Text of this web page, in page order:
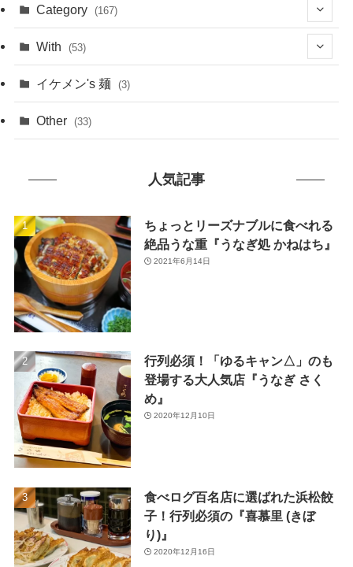
(1)
(38)
(1)
(3)
(26)
(1)
Category (167)
(114)
With (53)
(15)
(43)
(49)
イケメン's 麺 (3)
Other (33)
人気記事
ちょっとリーズナブルに食べれる
絶品うな重『うなぎ処 かねはち』
2021年6月14日
行列必須！「ゆるキャン△」のも
登場する大人気店『うなぎ さく
め』
2020年12月10日
食べログ百名店に選ばれた浜松餃
子！行列必須の『喜慕里 (きぼ
り)』
2020年12月16日